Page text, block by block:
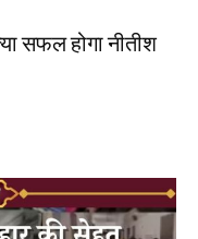
सफल होगा नीतीश